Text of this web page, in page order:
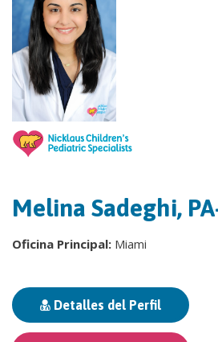
Melina Sadeghi,
Oficina Principal: Miami
Detalles del Perfil